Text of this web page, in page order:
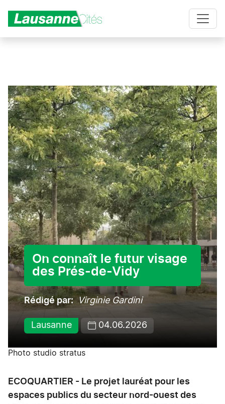
On connaît le futur visage
des Prés-de-Vidy
Rédigé par Virginie Gardini
Lausanne 04.06.2026
Photo studio stratus
ECOQUARTIER - Le projet lauréat pour les
espaces publics du secteur nord-ouest des